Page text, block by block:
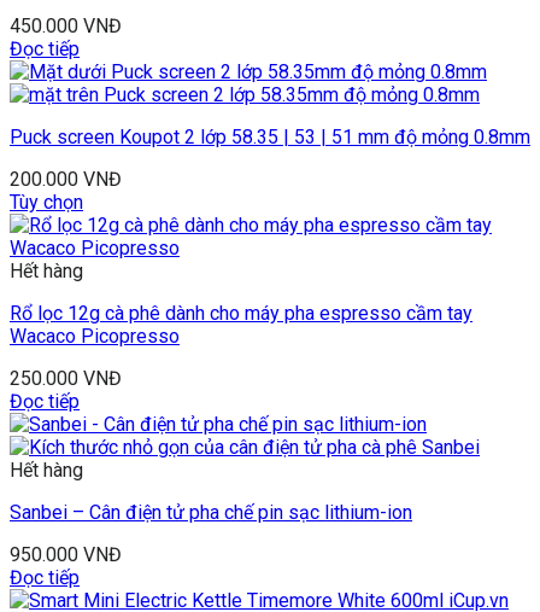
450.000 VNĐ
Đọc tiếp
Puck screen Koupot 2 lớp 58.35 | 53 | 51 mm độ mỏng 0.8mm
200.000 VNĐ
Tùy chọn
Hết hàng
Rổ lọc 12g cà phê dành cho máy pha espresso cầm tay
Wacaco Picopresso
250.000 VNĐ
Đọc tiếp
Hết hàng
Sanbei – Cân điện tử pha chế pin sạc lithium-ion
950.000 VNĐ
Đọc tiếp